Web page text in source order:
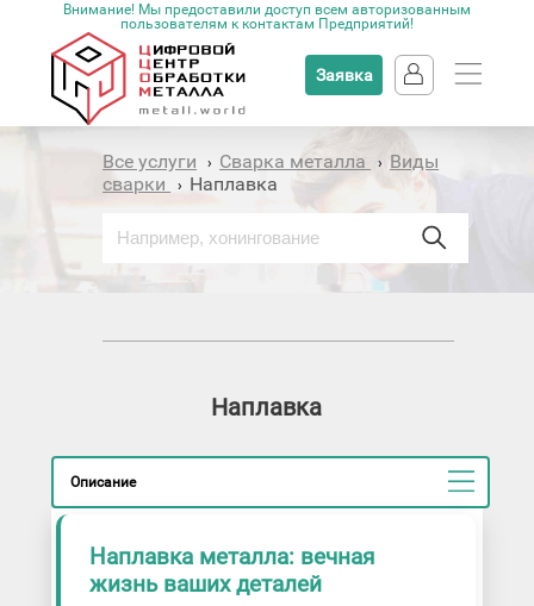
Внимание! Мы предоставили доступ всем авторизованным
пользователям к контактам Предприятий!
Заявка
Все услуги › Сварка металла › Виды
сварки
› Наплавка
Наплавка
Описание
Наплавка металла: вечная
жизнь ваших деталей